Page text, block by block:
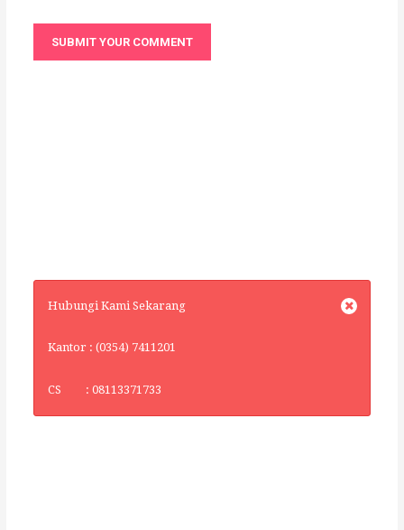
Hubungi Kami Sekarang
Kantor : (0354) 7411201
CS : 08113371733